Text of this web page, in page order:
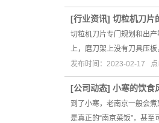
[行业资讯] 切粒机刀片
切粒机刀片专门规划和出
上，磨刀架上没有刀具压
发布时间：2023-02-17 点
[公司动态] 小寒的饮食
到了小寒，老南京一般会
是真正的“南京菜饭”，甚至